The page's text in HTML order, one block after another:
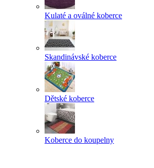
Kulaté a oválné koberce
Skandinávské koberce
Dětské koberce
Koberce do koupelny